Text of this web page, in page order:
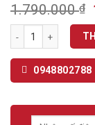
trên 5
dựa
giá
1.790.000₫
MÁY ĐO NỒNG ĐỘ
0948802788